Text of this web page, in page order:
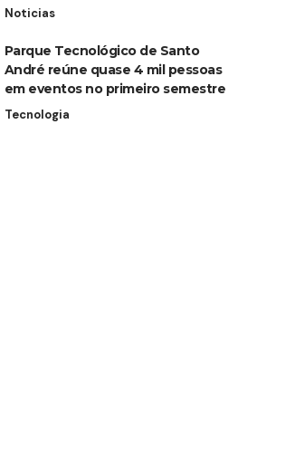
Noticias
Parque Tecnológico de Santo
André reúne quase 4 mil pessoas
em eventos no primeiro semestre
Tecnologia